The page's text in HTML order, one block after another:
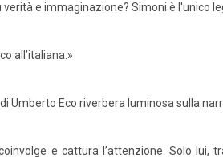
e immaginazione? Simoni è l'unico
all’italiana.»
Umberto Eco riverbera luminosa sulla
e cattura l’attenzione. Solo